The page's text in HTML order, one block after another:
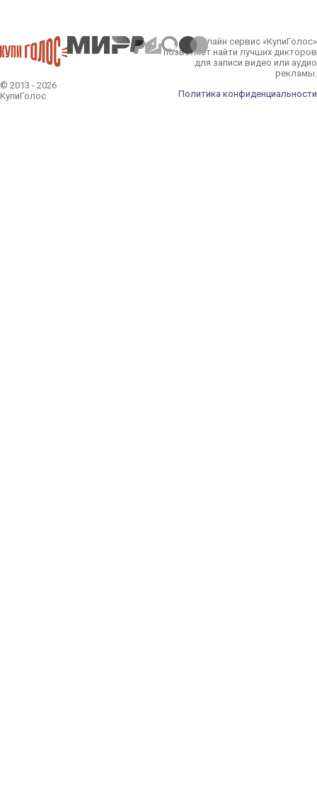
© 2013 - 2026
КупиГолос
Онлайн сервис «КупиГолос»
позволяет найти лучших дикторов
для записи видео или аудио
рекламы.
Политика конфиденциальности